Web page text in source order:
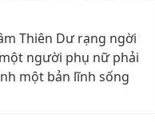
Thiên Dư rạng ngời
người phụ nữ phải
một bản lĩnh sống